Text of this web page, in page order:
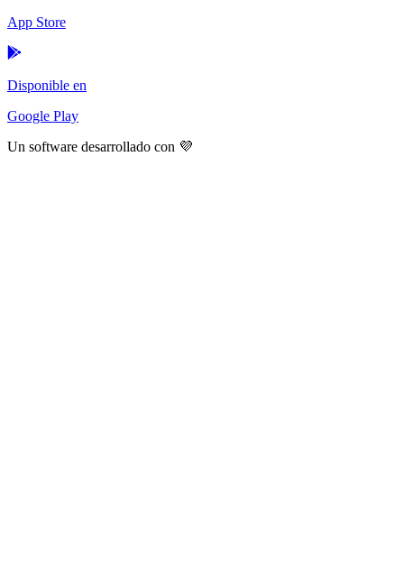
App Store
Disponible en
Google Play
Un software desarrollado con 💜